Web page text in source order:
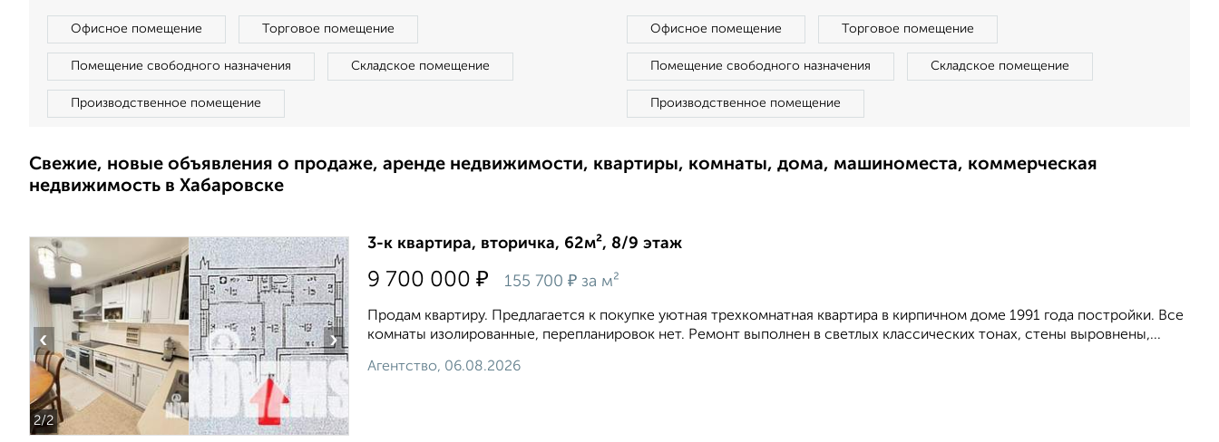
Офисное помещение Торговое помещение
Помещение свободного назначения Складское помещение
Производственное помещение
Офисное помещение Торговое помещение
Помещение свободного назначения Складское помещение
Производственное помещение
Свежие, новые объявления о продаже, аренде недвижимости, квартиры, комнаты, дома, машиноместа, коммерческая
недвижимость в Хабаровске
2/2
‹ ›
3-к квартира, вторичка, 62м², 8/9 этаж
9 700 000 ₽ 155 700 ₽ за м²
Продам квартиру. Предлагается к покупке уютная трехкомнатная квартира в кирпичном доме 1991 года постройки. Все
комнаты изолированные, перепланировок нет. Ремонт выполнен в светлых классических тонах, стены выровнены,...
Агентство, 06.08.2026